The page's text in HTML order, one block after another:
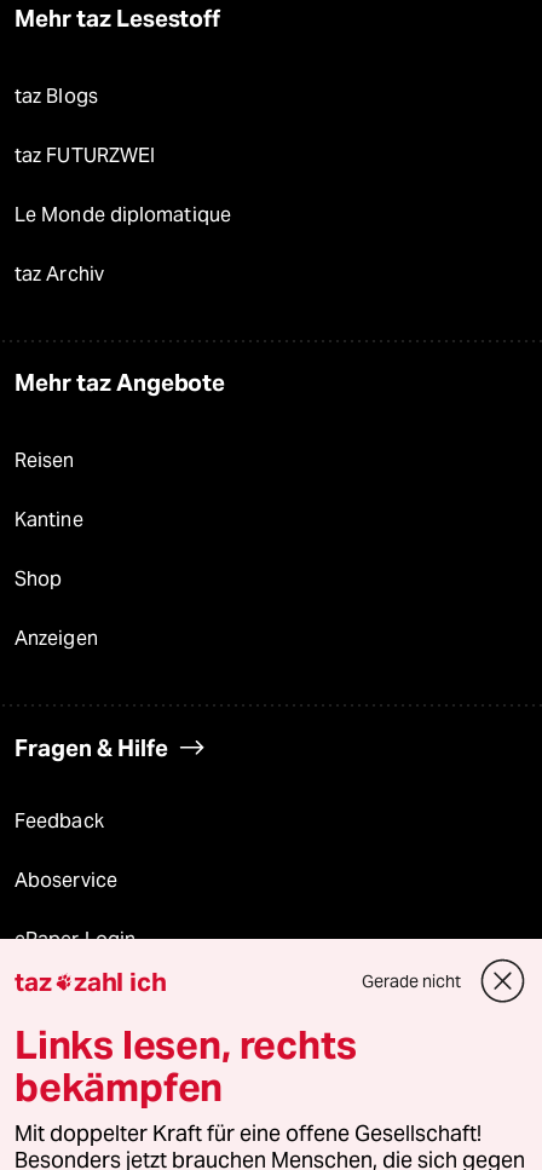
Mehr taz Lesestoff
taz Blogs
taz FUTURZWEI
Le Monde diplomatique
taz Archiv
Mehr taz Angebote
Reisen
Kantine
Shop
Anzeigen
Fragen & Hilfe
Feedback
Aboservice
ePaper Login
Downloads für Abonnierende
© 2026 taz Verlags und Vertriebs GmbH
Alle Rechte vorbehalten. Bei rechtlichen Fragen oder für Genehmigungen
wenden Sie sich bitte an
lizenzen@taz.de
taz zahl ich Gerade nicht
Links lesen, rechts
bekämpfen
Mit doppelter Kraft für eine offene Gesellschaft!
Besonders jetzt brauchen Menschen, die sich gegen